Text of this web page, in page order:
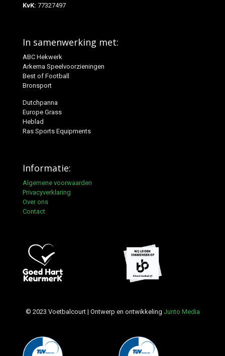
KvK: 77327497
In samenwerking met:
ABC Hekwerk
Arkema Speelvoorzieningen
Best of Football
Bronsport
Dutchpanna
Europe Grass
Heblad
Ras Sports Equipments
Informatie:
Algemene voorwaarden
Privacyverklaring
Over ons
Contact
© 2023 Voetbalcourt | Ontwerp en ontwikkeling Junto Media